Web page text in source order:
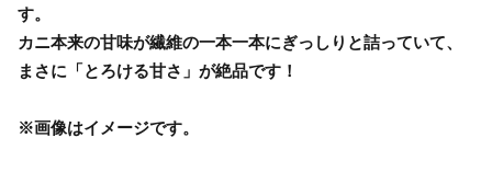
す。
カニ本来の甘味が繊維の一本一本にぎっしりと詰っていて、
まさに「とろける甘さ」が絶品です！
※画像はイメージです。